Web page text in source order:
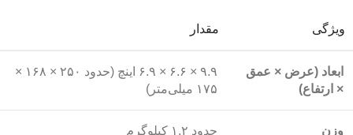
ویژگی مقدار
ابعاد (عرض × عمق
× ارتفاع)
۹.۹ × ۶.۶ × ۶.۹ اینچ (حدود ۲۵۰ × ۱۶۸ ×
۱۷۵ میلی‌متر)
وزن حدود ۱.۲ کیلوگرم